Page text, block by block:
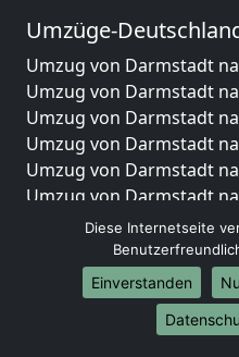
Umzüge-
Umzug von Darmstadt
Umzug von Darmstadt
Umzug von Darmstadt
Umzug von Darmstadt
Umzug von Darmstadt
Umzug von Darmstadt
Umzug von Darmstadt
Umzug von Darmstadt
Umzug von Darmstadt
Umzug von Darmstadt
Umzug von Darmstadt
Diese Internetseite
Einverstanden